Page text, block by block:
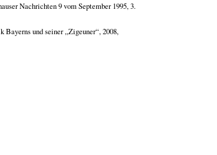
Nachrichten 9 vom September 1995, 3.
und seiner „Zigeuner“, 2008,